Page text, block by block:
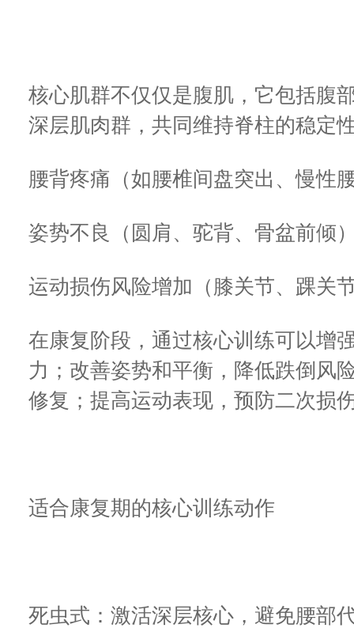
核心肌群不仅仅是腹肌，它包括腹
深层肌肉群，共同维持脊柱的稳定
腰背疼痛（如腰椎间盘突出、慢性
姿势不良（圆肩、驼背、骨盆前倾
运动损伤风险增加（膝关节、踝关
在康复阶段，通过核心训练可以增
力；改善姿势和平衡，降低跌倒风
修复；提高运动表现，预防二次损
适合康复期的核心训练动作
死虫式 ：激活深层核心，避免腰部